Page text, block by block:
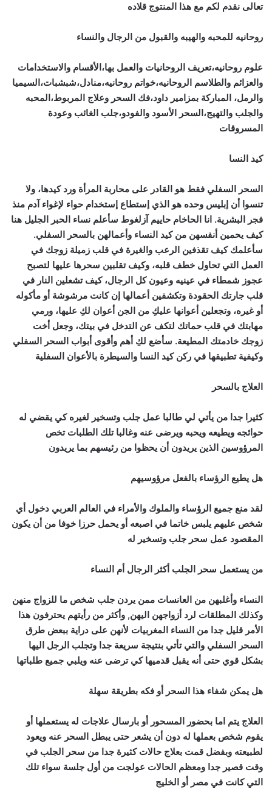
تعالى نقدم لكم مع هذا المنتوج قلاده
روحانيه للمحبه والهيبه والقبول من الرجال والنساء
علوم روحانيه،تعريف الروحانيات والعمل بها،الأقسام والاستخدامات
والعزائم والطلاسم الروحانيه،خواتم روحانيه،منادل،شبشبات،السيميا
والرمل، المباركة بمزامير داود،فك السحر وعلاج المربوط،المحبه
والجلب والتهيج،السحر الأسود والفودو،جلب الغائب وعودة
المسروقات
كيد النسا
السحر السفلي فقط هو القادر على محاربة المرأة ورد كيدها، ولا
تنسوا أن إبليس وحده هو الذي إستطاع إستخدام حواء لإغواء آدم منذ
فجر البشرية. انا الحاخام حاييم آزلغوط سأعلم نساء الحبر الجليل هنا
كيف يحمين أنفسهن من كيد النساء وأعمالهن بالسحر السفلي.
سأعلمك كيف تقذفين الرعب والغيرة في قلب زميلة زوجك في
العمل التي تحاول خطف قلبه، وكيف تقلبين سحرها عليها لتصبح
عجوز شمطاء في عينيه وعيون كل الرجال، كيف تشعلين النار في
قلب جارتك الحقودة وتكشفين أعمالها إن كانت مرشوشة أو مأكوله
أو غيره، وتجعلين أعوانها عليكِ من الجن أعوان لكِ عليها، ورمي
مهابتك في قلب حماتك لتكف عن التدخل في بيتك، وجعل أخت
زوجك خادمتك المطيعة. سأضع لكِ أهم وأقوى أبواب السحر السفلي
وكيفية تطبيقها في ركن كيد النسا والسيطرة بالأعوان السفلية
العلاج بالسحر
كثيرا جدا من يأتي لي طالبا عمل جلب وتسخير لغيره كي يقضي له
حوائجه ويطيعه ويحبه ويرضى عنه وغالبا تلك الطلبات تخص
المرؤوسين الذين يريدون أن يحظوا من رئيسهم بما يريدون
هل يطيع الرؤساء بالفعل مرؤوسيهم
لقد منع جميع الرؤساء والملوك والأمراء في العالم العربي دخول أي
شخص عليهم يلبس خاتما في اصبعه أو يحمل حرزا خوفا من أن يكون
المقصود عمل سحر جلب وتسخير له
من يستعمل سحر الجلب أكثر الرجال أم النساء
النساء وأغلبهن من العانسات ممن يردن جلب شخص ما للزواج منهن
وكذلك المطلقات لرد أزواجهن اليهن, وأكثر من رأيتهم يحترفون هذا
الأمر قليل جدا من النساء المغربيات لأنهن على دراية ببعض طرق
السحر السفلي والتي تأتي بنتيجة سريعة جدا وتجلب الرجل اليها
بشكل قوي حتى أنه يقبل قدميها كي ترضى عنه ويلبي جميع طلباتها
هل يمكن شفاء هذا السحر أو فكه بطريقة سهلة
العلاج يتم اما بحضور المسحور أو بارسال علاجات له يستعملها أو
يقوم شخص بعملها له دون أن يشعر حتى يبطل السحر عنه ويعود
لطبيعته وبفضل قمت بعلاج حالات كثيرة جدا من سحر الجلب في
وقت قصير جدا ومعظم الحالات عولجت من أول جلسة سواء تلك
التي كانت في مصر أو الخليج